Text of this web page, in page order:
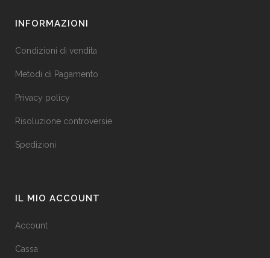
INFORMAZIONI
Condizioni di vendita
Metodi di Pagamento
Privacy policy
Risoluzione controversie
Spedizioni
IL MIO ACCOUNT
Account
Cassa